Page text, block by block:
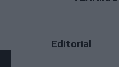
Main
Menu
Editorial